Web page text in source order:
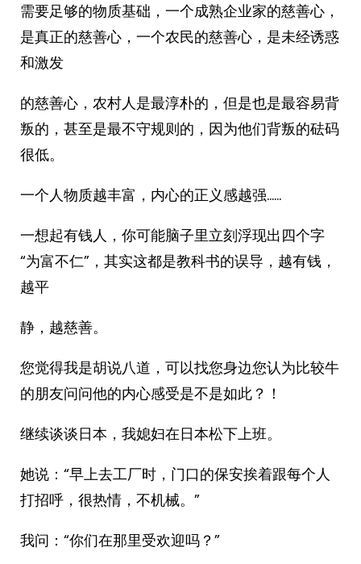
需要足够的物质基础，一个成熟企业家的慈善心，
是真正的慈善心，一个农民的慈善心，是未经诱惑
和激发
的慈善心，农村人是最淳朴的，但是也是最容易背
叛的，甚至是最不守规则的，因为他们背叛的砝码
很低。
一个人物质越丰富，内心的正义感越强……
一想起有钱人，你可能脑子里立刻浮现出四个字
“为富不仁”，其实这都是教科书的误导，越有钱，
越平
静，越慈善。
您觉得我是胡说八道，可以找您身边您认为比较牛
的朋友问问他的内心感受是不是如此？！
继续谈谈日本，我媳妇在日本松下上班。
她说：“早上去工厂时，门口的保安挨着跟每个人
打招呼，很热情，不机械。”
我问：“你们在那里受欢迎吗？”